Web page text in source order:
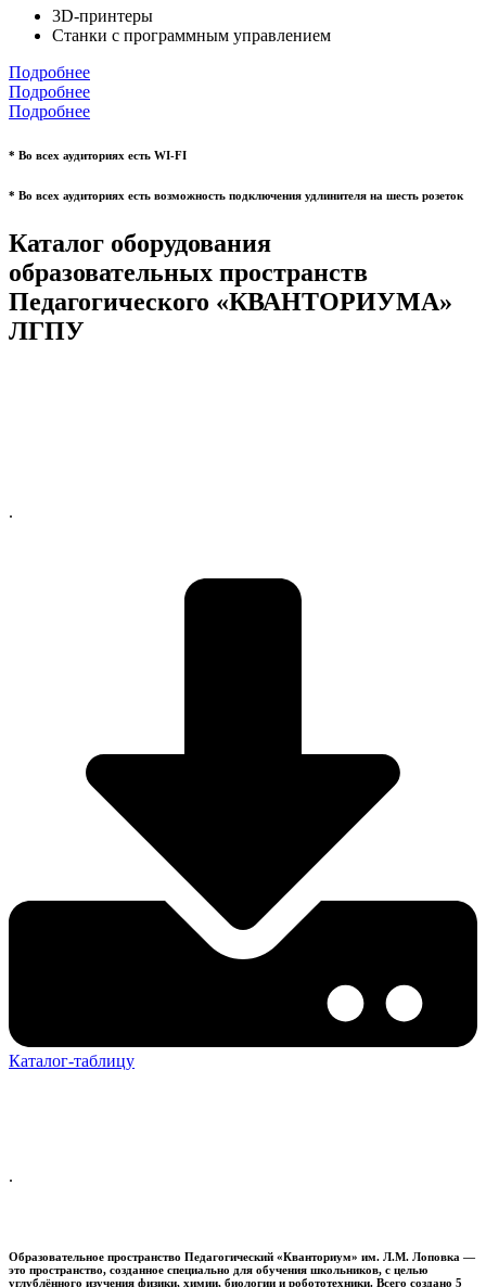
3D-принтеры
Станки с программным управлением
Подробнее
Подробнее
Подробнее
* Во всех аудиториях есть WI-FI
* Во всех аудиториях есть возможность подключения удлинителя на шесть розеток
Каталог оборудования
образовательных пространств
Педагогического «КВАНТОРИУМА»
ЛГПУ
.
Каталог-таблицу
.
Образовательное пространство Педагогический «Кванториум» им. Л.М. Лоповка —
это пространство, созданное специально для обучения школьников, с целью
углублённого изучения физики, химии, биологии и робототехники. Всего создано 5